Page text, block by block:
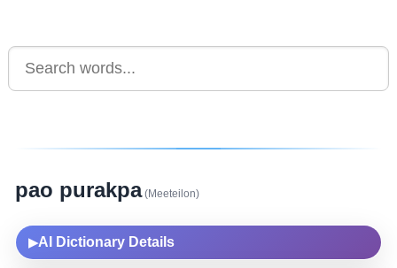
pao purakpa(Meeteilon)
▶AI Dictionary Details